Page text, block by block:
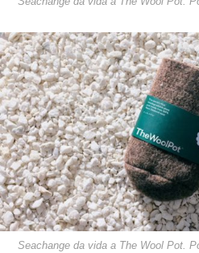
Seachange da vida a The Wool Pot.